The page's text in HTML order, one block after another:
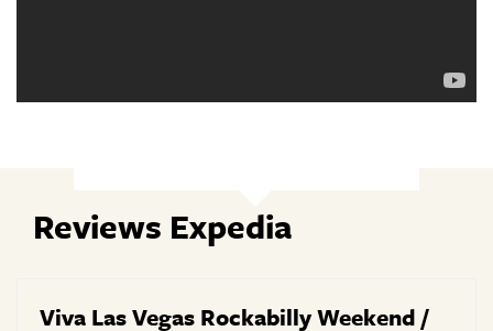
Reviews Expedia
Viva Las Vegas Rockabilly Weekend /